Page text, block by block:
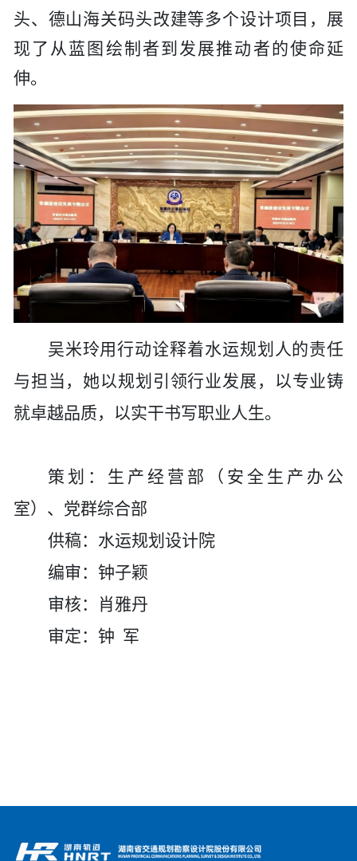
头、德山海关码头改建等多个设计项目，展
现了从蓝图绘制者到发展推动者的使命延
伸。
吴米玲用行动诠释着水运规划人的责任
与担当， 她以规划引领行业发展，以专业铸
就卓越品质，以实干书写职业人生。
策划：生产经营部（安全生产办公
室）、党群综合部
供稿： 水运规划设计院
编审：钟子颖
审核：肖雅丹
审定：钟 军